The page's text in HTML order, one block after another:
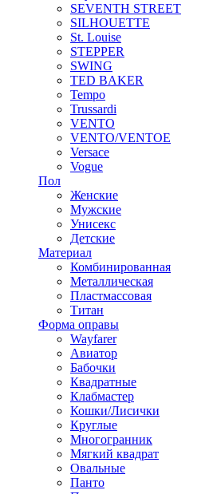
SEVENTH STREET
SILHOUETTE
St. Louise
STEPPER
SWING
TED BAKER
Tempo
Trussardi
VENTO
VENTO/VENTOE
Versace
Vogue
Пол
Женские
Мужские
Унисекс
Детские
Материал
Комбинированная
Металлическая
Пластмассовая
Титан
Форма оправы
Wayfarer
Авиатор
Бабочки
Квадратные
Клабмастер
Кошки/Лисички
Круглые
Многогранник
Мягкий квадрат
Овальные
Панто